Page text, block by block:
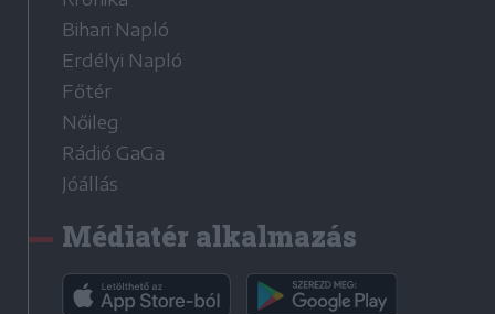
Bihari Napló
Erdélyi Napló
Főtér
Nőileg
Rádió GaGa
Jóállás
Médiatér alkalmazás